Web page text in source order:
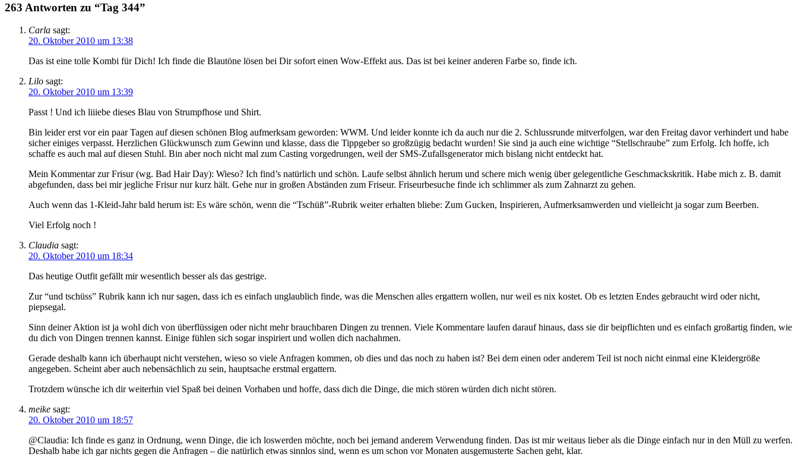
263 Antworten zu “Tag 344”
Carla sagt:
20. Oktober 2010 um 13:38
Das ist eine tolle Kombi für Dich! Ich finde die Blautöne lösen bei Dir sofort einen Wow-Effekt aus. Das ist bei keiner anderen Farbe so, finde ich.
Lilo sagt:
20. Oktober 2010 um 13:39
Passt ! Und ich liiiebe dieses Blau von Strumpfhose und Shirt.
Bin leider erst vor ein paar Tagen auf diesen schönen Blog aufmerksam geworden: WWM. Und leider konnte ich da auch nur die 2. Schlussrunde mitverfolgen, war den Freitag davor verhindert und habe
sicher einiges verpasst. Herzlichen Glückwunsch zum Gewinn und klasse, dass die Tippgeber so großzügig bedacht wurden! Sie sind ja auch eine wichtige “Stellschraube” zum Erfolg. Ich hoffe, ich
schaffe es auch mal auf diesen Stuhl. Bin aber noch nicht mal zum Casting vorgedrungen, weil der SMS-Zufallsgenerator mich bislang nicht entdeckt hat.
Mein Kommentar zur Frisur (wg. Bad Hair Day): Wieso? Ich find’s natürlich und schön. Laufe selbst ähnlich herum und schere mich wenig über gelegentliche Geschmackskritik. Habe mich z. B. damit
abgefunden, dass bei mir jegliche Frisur nur kurz hält. Gehe nur in großen Abständen zum Friseur. Friseurbesuche finde ich schlimmer als zum Zahnarzt zu gehen.
Auch wenn das 1-Kleid-Jahr bald herum ist: Es wäre schön, wenn die “Tschüß”-Rubrik weiter erhalten bliebe: Zum Gucken, Inspirieren, Aufmerksamwerden und vielleicht ja sogar zum Beerben.
Viel Erfolg noch !
Claudia sagt:
20. Oktober 2010 um 18:34
Das heutige Outfit gefällt mir wesentlich besser als das gestrige.
Zur “und tschüss” Rubrik kann ich nur sagen, dass ich es einfach unglaublich finde, was die Menschen alles ergattern wollen, nur weil es nix kostet. Ob es letzten Endes gebraucht wird oder nicht,
piepsegal.
Sinn deiner Aktion ist ja wohl dich von überflüssigen oder nicht mehr brauchbaren Dingen zu trennen. Viele Kommentare laufen darauf hinaus, dass sie dir beipflichten und es einfach großartig finden, wie
du dich von Dingen trennen kannst. Einige fühlen sich sogar inspiriert und wollen dich nachahmen.
Gerade deshalb kann ich überhaupt nicht verstehen, wieso so viele Anfragen kommen, ob dies und das noch zu haben ist? Bei dem einen oder anderem Teil ist noch nicht einmal eine Kleidergröße
angegeben. Scheint aber auch nebensächlich zu sein, hauptsache erstmal ergattern.
Trotzdem wünsche ich dir weiterhin viel Spaß bei deinen Vorhaben und hoffe, dass dich die Dinge, die mich stören würden dich nicht stören.
meike sagt:
20. Oktober 2010 um 18:57
@Claudia: Ich finde es ganz in Ordnung, wenn Dinge, die ich loswerden möchte, noch bei jemand anderem Verwendung finden. Das ist mir weitaus lieber als die Dinge einfach nur in den Müll zu werfen.
Deshalb habe ich gar nichts gegen die Anfragen – die natürlich etwas sinnlos sind, wenn es um schon vor Monaten ausgemusterte Sachen geht, klar.